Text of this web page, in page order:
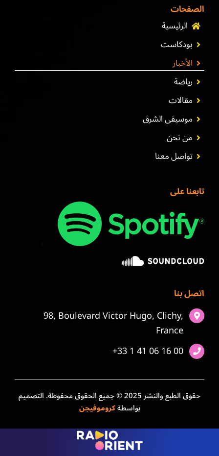
الصفحات
الرئيسية
بودكاست
الأخبار
رياضة
مقالات
موسيقى الشرق
من نحن
تواصل معنا
تابعنا على
اتصل بنا
98, Boulevard Victor Hugo, Clichy,
France
+33 1 41 06 16 00
حقوق الطبع والنشر 2025 © جميع الحقوق محفوظة. التصميم
بواسطةكروموفيجن